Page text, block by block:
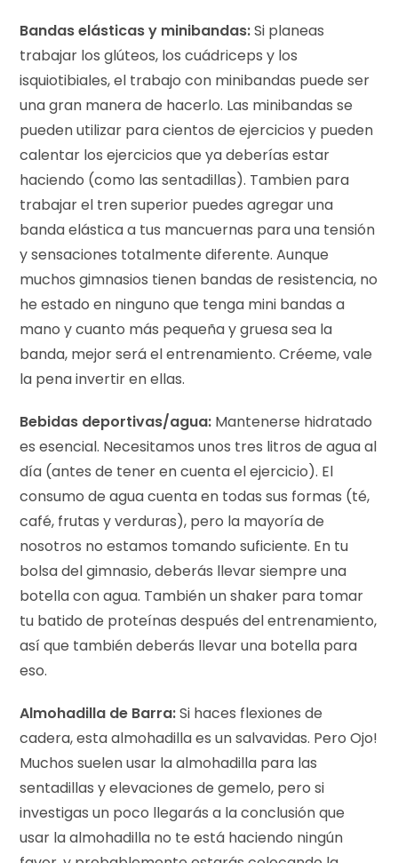
Bandas elásticas y minibandas:Si planeas
trabajar los glúteos, los cuádriceps y los
isquiotibiales, el trabajo con minibandas puede ser
una gran manera de hacerlo. Las minibandas se
pueden utilizar para cientos de ejercicios y pueden
calentar los ejercicios que ya deberías estar
haciendo (como las sentadillas). Tambien para
trabajar el tren superior puedes agregar una
banda elástica a tus mancuernas para una tensión
y sensaciones totalmente diferente. Aunque
muchos gimnasios tienen bandas de resistencia, no
he estado en ninguno que tenga mini bandas a
mano y cuanto más pequeña y gruesa sea la
banda, mejor será el entrenamiento. Créeme, vale
la pena invertir en ellas.
Bebidas deportivas/agua: Mantenerse hidratado
es esencial. Necesitamos unos tres litros de agua al
día (antes de tener en cuenta el ejercicio). El
consumo de agua cuenta en todas sus formas (té,
café, frutas y verduras), pero la mayoría de
nosotros no estamos tomando suficiente. En tu
bolsa del gimnasio, deberás llevar siempre una
botella con agua. También un shaker para tomar
tu batido de proteínas después del entrenamiento,
así que también deberás llevar una botella para
eso.
Almohadilla de Barra:Si haces flexiones de
cadera, esta almohadilla es un salvavidas. Pero Ojo!
Muchos suelen usar la almohadilla para las
sentadillas y elevaciones de gemelo, pero si
investigas un poco llegarás a la conclusión que
usar la almohadilla no te está haciendo ningún